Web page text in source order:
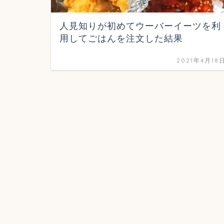
人見知りが初めてウーバーイーツを利
用してごはんを注文した結果
2021年4月18